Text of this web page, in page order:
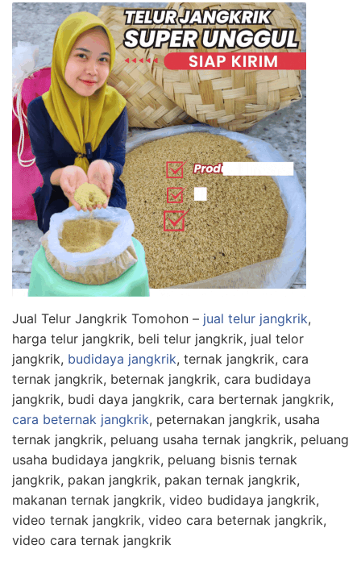
Jual Telur Jangkrik Tomohon – jual telur jangkrik,
harga telur jangkrik, beli telur jangkrik, jual telor
jangkrik, budidaya jangkrik, ternak jangkrik, cara
ternak jangkrik, beternak jangkrik, cara budidaya
jangkrik, budi daya jangkrik, cara berternak jangkrik,
cara beternak jangkrik, peternakan jangkrik, usaha
ternak jangkrik, peluang usaha ternak jangkrik, peluang
usaha budidaya jangkrik, peluang bisnis ternak
jangkrik, pakan jangkrik, pakan ternak jangkrik,
makanan ternak jangkrik, video budidaya jangkrik,
video ternak jangkrik, video cara beternak jangkrik,
video cara ternak jangkrik